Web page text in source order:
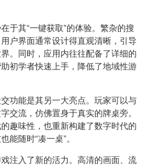
于其“一键获取”的体验。繁杂的搜
户界面通常设计得直观清晰，引导
。同时，应用内往往配备了详细的
初学者快速上手，降低了地域性游
功能是其另一大亮点。玩家可以与
交流，仿佛置身于真实的牌桌旁。
趣味性，也重新构建了数字时代的
能随时“凑一桌”。
注入了新的活力。高清的画面、流